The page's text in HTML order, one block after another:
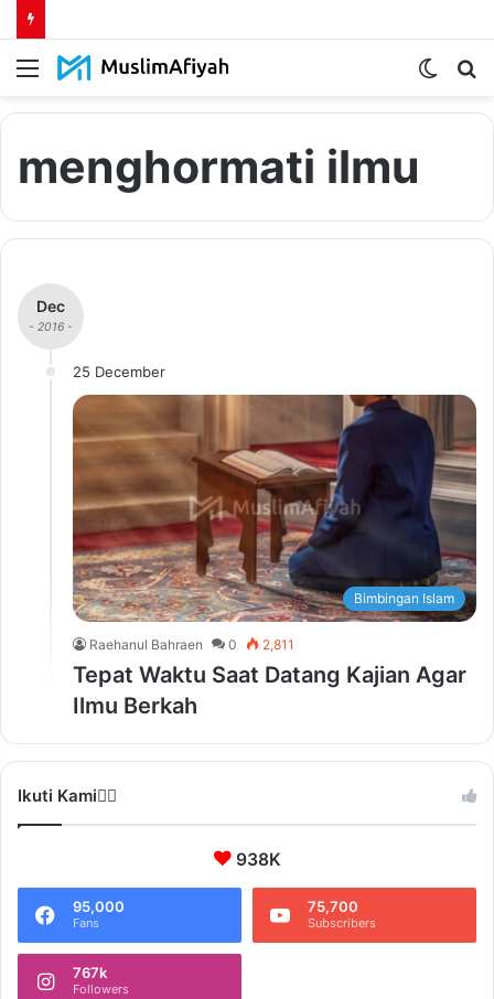
Menu
Switch
menghormati ilmu
Dec
- 2016 -
25 December
Bimbingan Islam
Raehanul Bahraen 0 2,811
Tepat Waktu Saat Datang Kajian Agar
Ilmu Berkah
Ikuti Kami❤️‍🔥
938K
95,000
Fans
75,700
Subscribers
767k
Followers